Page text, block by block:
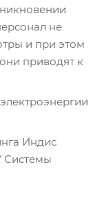
не
и при этом
приводят к
Индис
Системы